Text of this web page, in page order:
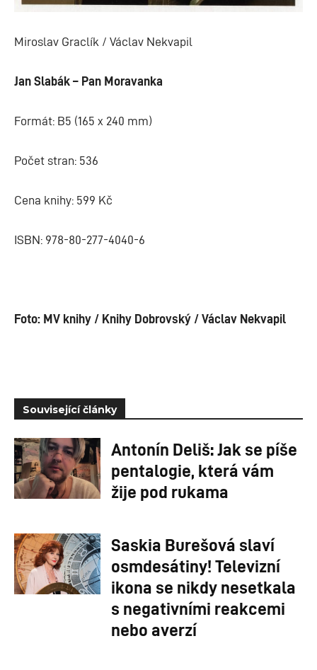
Miroslav Graclík / Václav Nekvapil
Jan Slabák – Pan Moravanka
Formát: B5 (165 x 240 mm)
Počet stran: 536
Cena knihy: 599 Kč
ISBN: 978-80-277-4040-6
Foto: MV knihy / Knihy Dobrovský / Václav Nekvapil
Související články
Antonín Deliš: Jak se píše
pentalogie, která vám
žije pod rukama
Saskia Burešová slaví
osmdesátiny! Televizní
ikona se nikdy nesetkala
s negativními reakcemi
nebo averzí